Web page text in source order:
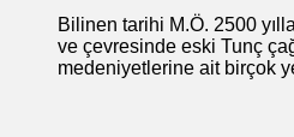
Bilinen tarihi M.Ö. 2500
ve çevresinde eski Tunç
medeniyetlerine ait birçok